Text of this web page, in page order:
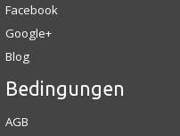
Facebook
Google+
Blog
Bedingungen
AGB